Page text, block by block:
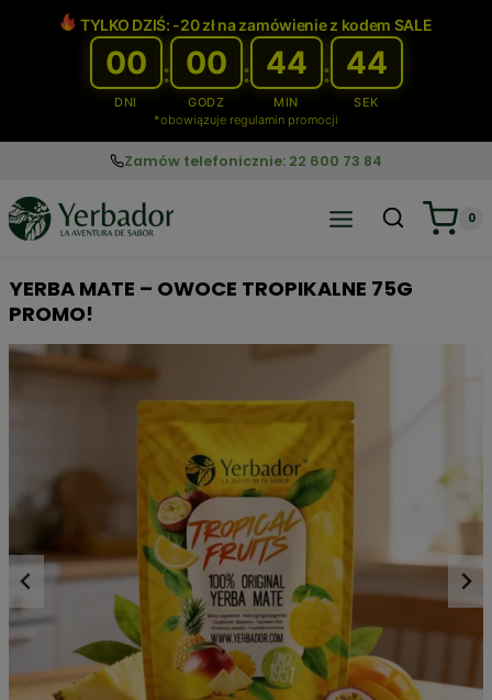
TYLKO DZIŚ: -20 zł na zamówienie z kodem SALE
00
DNI
: 00
GODZ
: 44
MIN
: 43
SEK
*obowiązuje regulamin promocji
Zamów telefonicznie: 22 600 73 84
0
YERBA MATE – OWOCE TROPIKALNE 75G
PROMO!